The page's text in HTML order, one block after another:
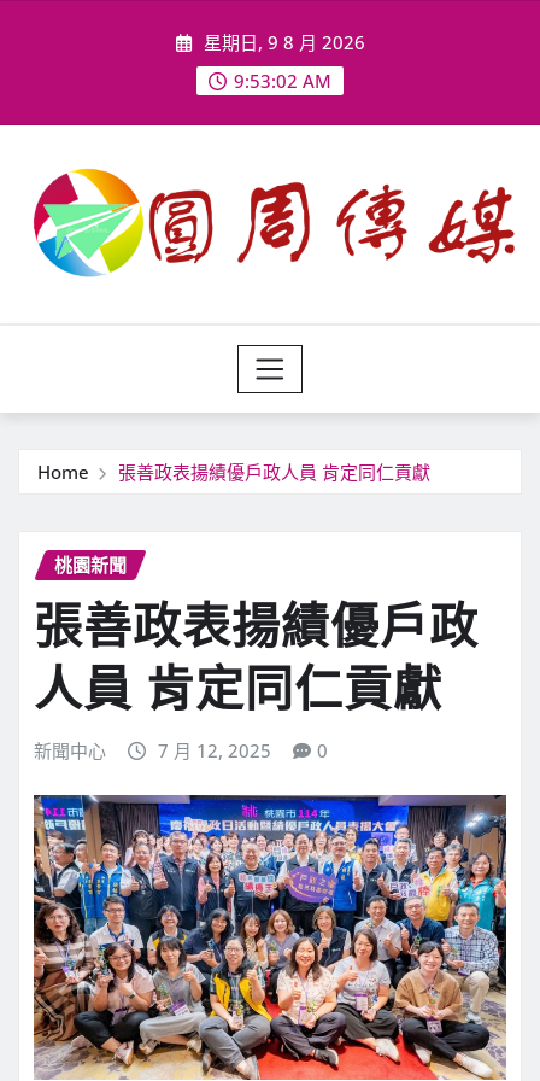
星期日, 9 8 月 2026
9:53:04 AM
Home 張善政表揚績優戶政人員 肯定同仁貢獻
桃園新聞
張善政表揚績優戶政
人員 肯定同仁貢獻
新聞中心 7 月 12, 2025 0